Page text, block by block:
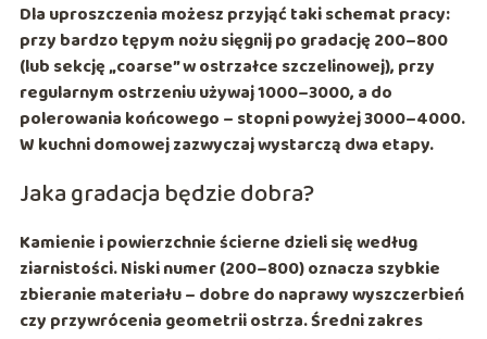
Dla uproszczenia możesz przyjąć taki schemat pracy:
przy bardzo tępym nożu sięgnij po gradację 200–800
(lub sekcję „coarse” w ostrzałce szczelinowej), przy
regularnym ostrzeniu używaj1000–3000, a do
polerowania końcowego – stopni powyżej3000–4000.
W kuchni domowej zazwyczaj wystarczą dwa etapy.
Jaka gradacja będzie dobra?
Kamienie i powierzchnie ścierne dzieli się według
ziarnistości. Niski numer (200–800) oznacza szybkie
zbieranie materiału – dobre do naprawy wyszczerbień
czy przywrócenia geometrii ostrza. Średni zakres